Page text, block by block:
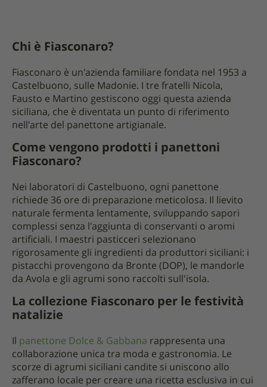
Chi è Fiasconaro?
Fiasconaro è un'azienda familiare fondata nel 1953 a
Castelbuono, sulle Madonie. I tre fratelli Nicola,
Fausto e Martino gestiscono oggi questa azienda
siciliana, che è diventata un punto di riferimento
nell'arte del panettone artigianale.
Come vengono prodotti i panettoni
Fiasconaro?
Nei laboratori di Castelbuono, ogni panettone
richiede 36 ore di preparazione meticolosa. Il lievito
naturale fermenta lentamente, sviluppando sapori
complessi senza l'aggiunta di conservanti o aromi
artificiali. I maestri pasticceri selezionano
rigorosamente gli ingredienti da produttori siciliani: i
pistacchi provengono da Bronte (DOP), le mandorle
da Avola e gli agrumi sono raccolti sull'isola.
La collezione Fiasconaro per le festività
natalizie
Il panettone Dolce & Gabbana rappresenta una
collaborazione unica tra moda e gastronomia. Le
scorze di agrumi siciliani candite si uniscono allo
zafferano locale per creare una ricetta esclusiva in cui